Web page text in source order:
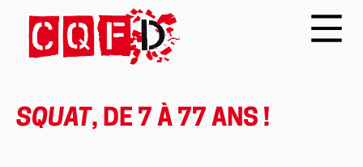
SQUAT, DE 7 À 77 ANS !